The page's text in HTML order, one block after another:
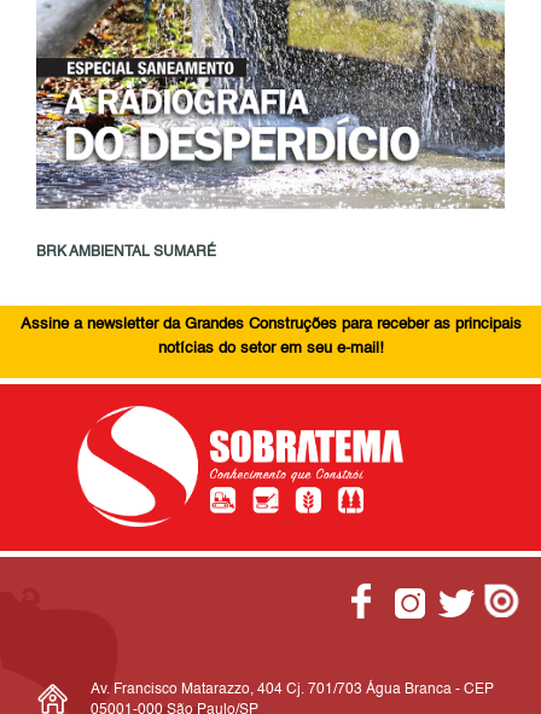
BRK AMBIENTAL SUMARÉ
Assine a newsletter da Grandes Construções para receber as principais
notícias do setor em seu e-mail!
Av. Francisco Matarazzo, 404 Cj. 701/703 Água Branca - CEP
05001-000 São Paulo/SP